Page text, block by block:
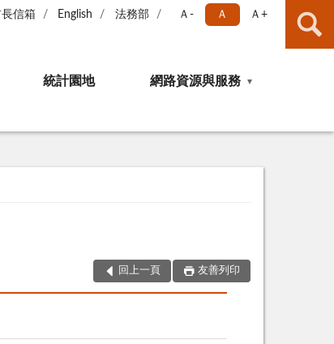
信箱 English 法務部 Ａ- Ａ Ａ+
統計園地 網路資源與服務
回上一頁 友善列印